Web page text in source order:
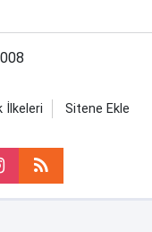
İlkeleri Sitene Ekle